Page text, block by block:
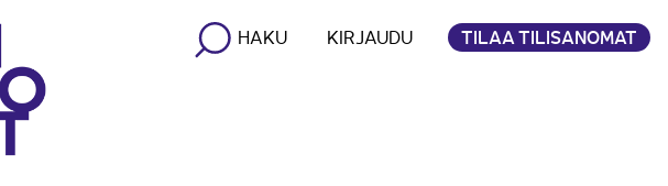
HAKU KIRJAUDU TILAA TILISANOMAT